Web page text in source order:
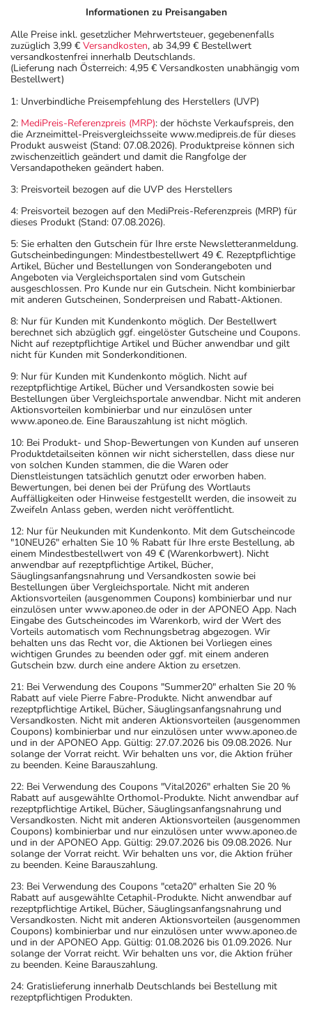
Informationen zu Preisangaben
Alle Preise inkl. gesetzlicher Mehrwertsteuer, gegebenenfalls
zuzüglich 3,99 € Versandkosten, ab 34,99 € Bestellwert
versandkostenfrei innerhalb Deutschlands.
(Lieferung nach Österreich: 4,95 € Versandkosten unabhängig vom
Bestellwert)
1: Unverbindliche Preisempfehlung des Herstellers (UVP)
2: MediPreis-Referenzpreis (MRP): der höchste Verkaufspreis, den
die Arzneimittel-Preisvergleichsseite www.medipreis.de für dieses
Produkt ausweist (Stand: 07.08.2026). Produktpreise können sich
zwischenzeitlich geändert und damit die Rangfolge der
Versandapotheken geändert haben.
3: Preisvorteil bezogen auf die UVP des Herstellers
4: Preisvorteil bezogen auf den MediPreis-Referenzpreis (MRP) für
dieses Produkt (Stand: 07.08.2026).
5: Sie erhalten den Gutschein für Ihre erste Newsletteranmeldung.
Gutscheinbedingungen: Mindestbestellwert 49 €. Rezeptpflichtige
Artikel, Bücher und Bestellungen von Sonderangeboten und
Angeboten via Vergleichsportalen sind vom Gutschein
ausgeschlossen. Pro Kunde nur ein Gutschein. Nicht kombinierbar
mit anderen Gutscheinen, Sonderpreisen und Rabatt-Aktionen.
8: Nur für Kunden mit Kundenkonto möglich. Der Bestellwert
berechnet sich abzüglich ggf. eingelöster Gutscheine und Coupons.
Nicht auf rezeptpflichtige Artikel und Bücher anwendbar und gilt
nicht für Kunden mit Sonderkonditionen.
9: Nur für Kunden mit Kundenkonto möglich. Nicht auf
rezeptpflichtige Artikel, Bücher und Versandkosten sowie bei
Bestellungen über Vergleichsportale anwendbar. Nicht mit anderen
Aktionsvorteilen kombinierbar und nur einzulösen unter
www.aponeo.de. Eine Barauszahlung ist nicht möglich.
10: Bei Produkt- und Shop-Bewertungen von Kunden auf unseren
Produktdetailseiten können wir nicht sicherstellen, dass diese nur
von solchen Kunden stammen, die die Waren oder
Dienstleistungen tatsächlich genutzt oder erworben haben.
Bewertungen, bei denen bei der Prüfung des Wortlauts
Auffälligkeiten oder Hinweise festgestellt werden, die insoweit zu
Zweifeln Anlass geben, werden nicht veröffentlicht.
12: Nur für Neukunden mit Kundenkonto. Mit dem Gutscheincode
"10NEU26" erhalten Sie 10 % Rabatt für Ihre erste Bestellung, ab
einem Mindestbestellwert von 49 € (Warenkorbwert). Nicht
anwendbar auf rezeptpflichtige Artikel, Bücher,
Säuglingsanfangsnahrung und Versandkosten sowie bei
Bestellungen über Vergleichsportale. Nicht mit anderen
Aktionsvorteilen (ausgenommen Coupons) kombinierbar und nur
einzulösen unter www.aponeo.de oder in der APONEO App. Nach
Eingabe des Gutscheincodes im Warenkorb, wird der Wert des
Vorteils automatisch vom Rechnungsbetrag abgezogen. Wir
behalten uns das Recht vor, die Aktionen bei Vorliegen eines
wichtigen Grundes zu beenden oder ggf. mit einem anderen
Gutschein bzw. durch eine andere Aktion zu ersetzen.
21: Bei Verwendung des Coupons "Summer20" erhalten Sie 20 %
Rabatt auf viele Pierre Fabre-Produkte. Nicht anwendbar auf
rezeptpflichtige Artikel, Bücher, Säuglingsanfangsnahrung und
Versandkosten. Nicht mit anderen Aktionsvorteilen (ausgenommen
Coupons) kombinierbar und nur einzulösen unter www.aponeo.de
und in der APONEO App. Gültig: 27.07.2026 bis 09.08.2026. Nur
solange der Vorrat reicht. Wir behalten uns vor, die Aktion früher
zu beenden. Keine Barauszahlung.
22: Bei Verwendung des Coupons "Vital2026" erhalten Sie 20 %
Rabatt auf ausgewählte Orthomol-Produkte. Nicht anwendbar auf
rezeptpflichtige Artikel, Bücher, Säuglingsanfangsnahrung und
Versandkosten. Nicht mit anderen Aktionsvorteilen (ausgenommen
Coupons) kombinierbar und nur einzulösen unter www.aponeo.de
und in der APONEO App. Gültig: 29.07.2026 bis 09.08.2026. Nur
solange der Vorrat reicht. Wir behalten uns vor, die Aktion früher
zu beenden. Keine Barauszahlung.
23: Bei Verwendung des Coupons "ceta20" erhalten Sie 20 %
Rabatt auf ausgewählte Cetaphil-Produkte. Nicht anwendbar auf
rezeptpflichtige Artikel, Bücher, Säuglingsanfangsnahrung und
Versandkosten. Nicht mit anderen Aktionsvorteilen (ausgenommen
Coupons) kombinierbar und nur einzulösen unter www.aponeo.de
und in der APONEO App. Gültig: 01.08.2026 bis 01.09.2026. Nur
solange der Vorrat reicht. Wir behalten uns vor, die Aktion früher
zu beenden. Keine Barauszahlung.
24: Gratislieferung innerhalb Deutschlands bei Bestellung mit
rezeptpflichtigen Produkten.